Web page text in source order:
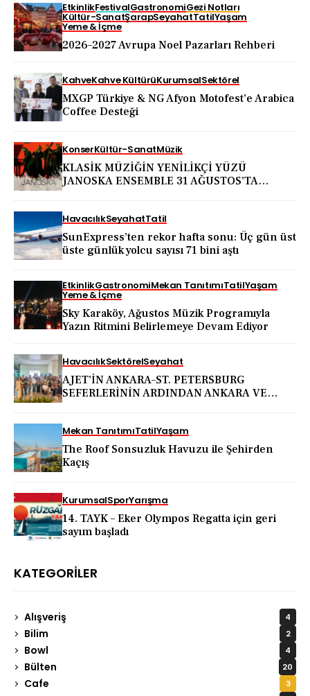
EtkinlikFestivalGastronomiGezi Notları
Kültür-SanatŞarapSeyahatTatilYaşam
Yeme & İçme
2026–2027 Avrupa Noel Pazarları Rehberi
KahveKahve KültürüKurumsalSektörel
MXGP Türkiye & NG Afyon Motofest’e Arabica
Coffee Desteği
KonserKültür-SanatMüzik
KLASİK MÜZİĞİN YENİLİKÇİ YÜZÜ
JANOSKA ENSEMBLE 31 AĞUSTOS’TA
HavacılıkSeyahatTatil
SunExpress’ten rekor hafta sonu: Üç gün üst
üste günlük yolcu sayısı 71 bini aştı
EtkinlikGastronomiMekan TanıtımıTatilYaşam
Yeme & İçme
Sky Karaköy, Ağustos Müzik Programıyla
Yazın Ritmini Belirlemeye Devam Ediyor
HavacılıkSektörelSeyahat
AJET’İN ANKARA–ST. PETERSBURG
SEFERLERİNİN ARDINDAN ANKARA VE
Mekan TanıtımıTatilYaşam
The Roof Sonsuzluk Havuzu ile Şehirden
Kaçış
KurumsalSporYarışma
14. TAYK – Eker Olympos Regatta için geri
sayım başladı
KATEGORILER
Alışveriş 4
Bilim 2
Bowl 4
Bülten 20
Cafe 3